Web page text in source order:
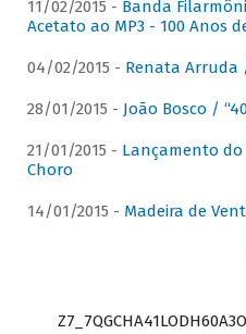
11/02/2015 - Banda
Acetato ao MP3 - 100 Anos
04/02/2015 - Renata Arruda
28/01/2015 - João Bosco /
21/01/2015 - Lançamento do
Choro
14/01/2015 - Madeira de